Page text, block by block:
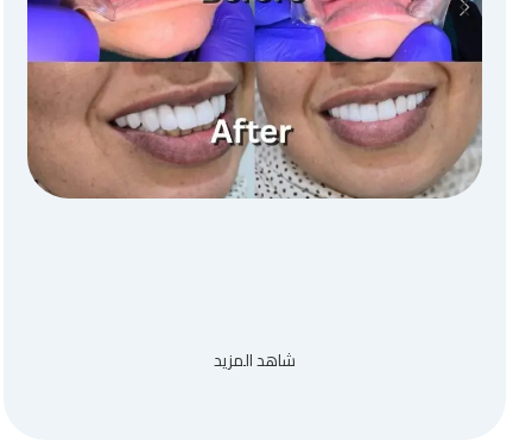
شاهد المزيد